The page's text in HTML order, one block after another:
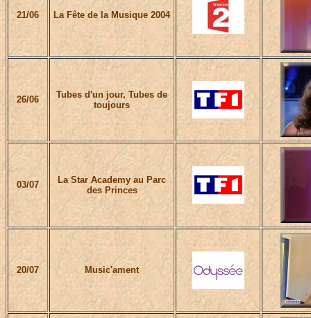
21/06 La Fête de la Musique 2004
26/06
Tubes d'un jour, Tubes de
toujours
03/07
La Star Academy au Parc
des Princes
20/07 Music'ament